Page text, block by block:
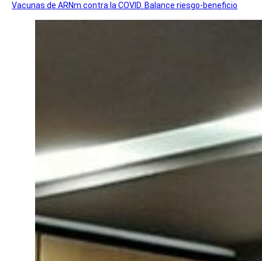
Vacunas de ARNm contra la COVID. Balance riesgo-beneficio